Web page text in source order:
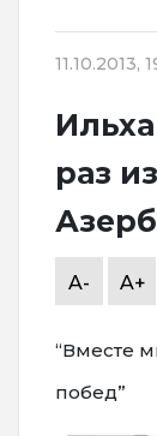
11.10.2013,
раз
A- A+
“Вместе
побед”